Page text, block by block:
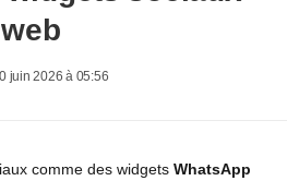
juin 2026 à 05:56
comme des widgets WhatsApp